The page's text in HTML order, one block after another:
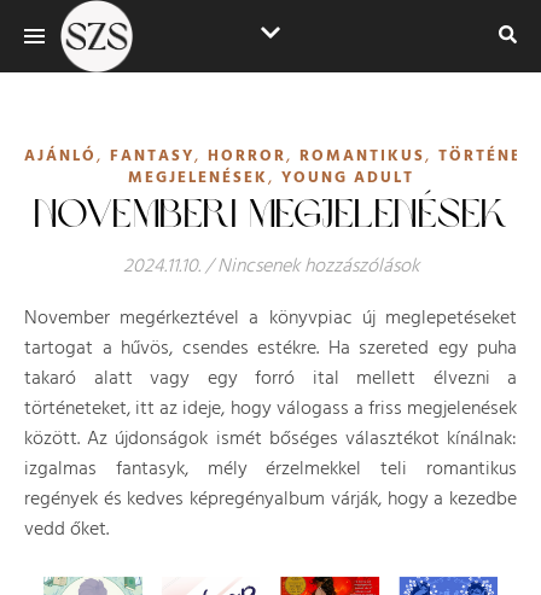
AJÁNLÓ, FANTASY, HORROR, ROMANTIKUS,
MEGJELENÉSEK, YOUNG ADULT
NOVEMBERI MEGJELENÉSEK
2024.11.10./ Nincsenek hozzászólások
November megérkeztével a könyvpiac új meglepetéseket
tartogat a hűvös, csendes estékre. Ha szereted egy puha
takaró alatt vagy egy forró ital mellett élvezni a
történeteket, itt az ideje, hogy válogass a friss megjelenések
között. Az újdonságok ismét bőséges választékot kínálnak:
izgalmas fantasyk, mély érzelmekkel teli romantikus
regények és kedves képregényalbum várják, hogy a kezedbe
vedd őket.